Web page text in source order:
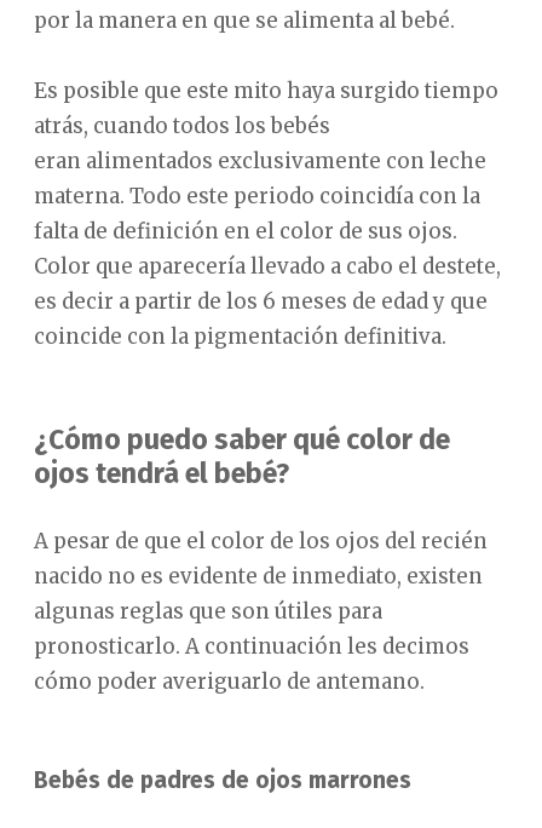
por la manera en que se alimenta al bebé.
Es posible que este mito haya surgido tiempo
atrás, cuando todos los bebés
eran alimentados exclusivamente con leche
materna. Todo este periodo coincidía con la
falta de definición en el color de sus ojos.
Color que aparecería llevado a cabo el destete,
es decir a partir de los 6 meses de edad y que
coincide con la pigmentación definitiva.
¿Cómo puedo saber qué color de
ojos tendrá el bebé?
A pesar de que el color de los ojos del recién
nacido no es evidente de inmediato, existen
algunas reglas que son útiles para
pronosticarlo. A continuación les decimos
cómo poder averiguarlo de antemano.
Bebés de padres de ojos marrones